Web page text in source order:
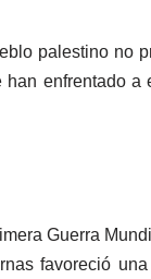
palestino no
enfrentado
Guerra
favoreció